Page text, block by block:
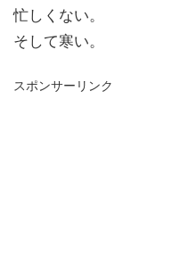
忙しくない。
そして寒い。
スポンサーリンク